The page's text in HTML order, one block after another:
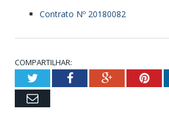
Contrato Nº 20180082
COMPARTILHAR:
TwitterFacebookGoogle+
Email